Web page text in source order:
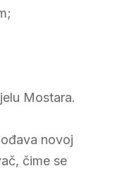
Mostara.
novoj
čime se